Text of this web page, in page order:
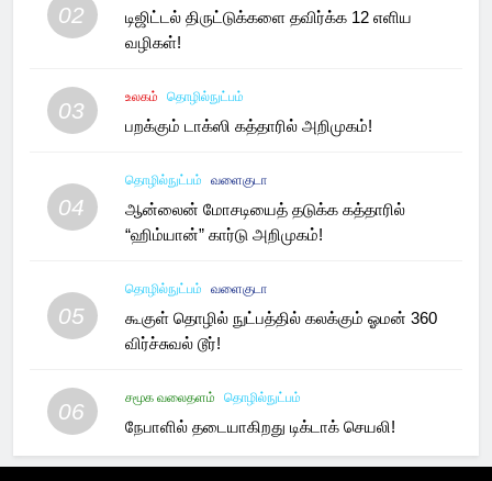
02
டிஜிட்டல் திருட்டுக்களை தவிர்க்க 12 எளிய
வழிகள்!
03
உலகம் தொழில்நுட்பம்
பறக்கும் டாக்ஸி கத்தாரில் அறிமுகம்!
04
தொழில்நுட்பம் வளைகுடா
ஆன்லைன் மோசடியைத் தடுக்க கத்தாரில்
“ஹிம்யான்” கார்டு அறிமுகம்!
05
தொழில்நுட்பம் வளைகுடா
கூகுள் தொழில் நுட்பத்தில் கலக்கும் ஓமன் 360
விர்ச்சுவல் டூர்!
06
சமூக வலைதளம் தொழில்நுட்பம்
நேபாளில் தடையாகிறது டிக்டாக் செயலி!